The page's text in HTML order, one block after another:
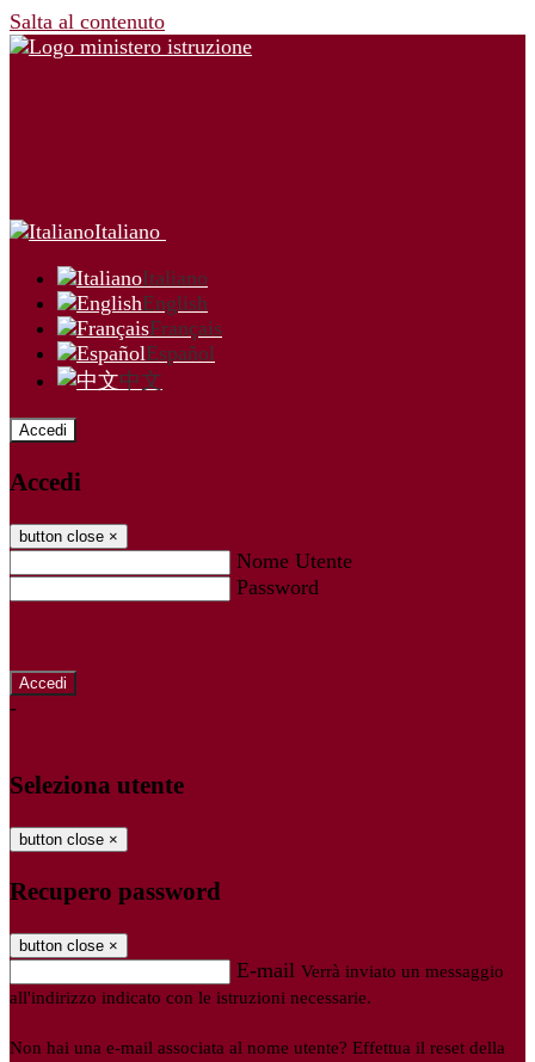
Salta al contenuto
Italiano
Italiano
English
Français
Español
中文
Accedi
Accedi
button close ×
Nome Utente
Password
-
Seleziona utente
button close ×
Recupero password
button close ×
E-mail Verrà inviato un messaggio
all'indirizzo indicato con le istruzioni necessarie.
Non hai una e-mail associata al nome utente? Effettua il reset della